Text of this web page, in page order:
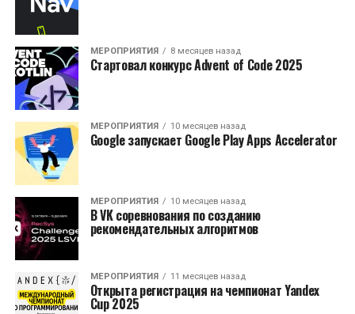
МЕРОПРИЯТИЯ 8 месяцев назад
Стартовал конкурс Advent of Code 2025
МЕРОПРИЯТИЯ 10 месяцев назад
Google запускает Google Play Apps Accelerator
МЕРОПРИЯТИЯ 10 месяцев назад
В VK соревнования по созданию
рекомендательных алгоритмов
МЕРОПРИЯТИЯ 11 месяцев назад
Открыта регистрация на чемпионат Yandex
Cup 2025